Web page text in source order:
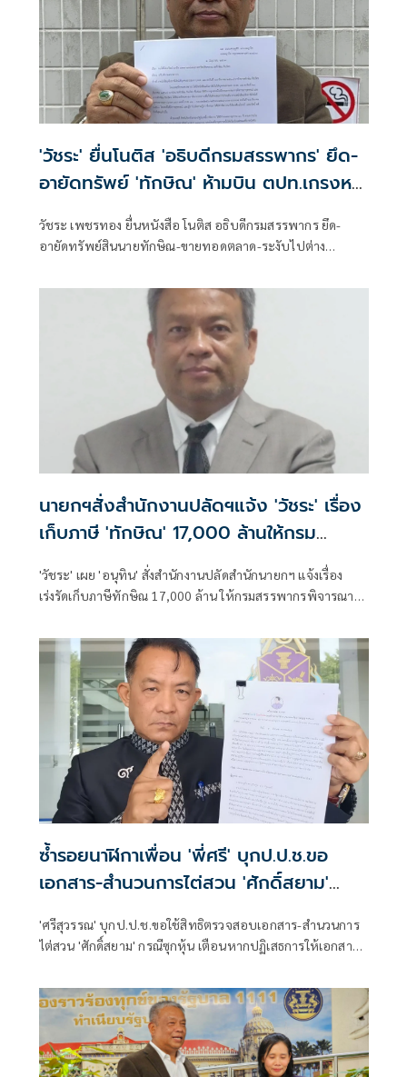
'วัชระ' ยื่นโนติส 'อธิบดีกรมสรรพากร' ยึด-
อายัดทรัพย์ 'ทักษิณ' ห้ามบิน ตปท.เกรงหนี้
วัชระ เพชรทอง ยื่นหนังสือ โนติส อธิบดีกรมสรรพากร ยึด-
อายัดทรัพย์สินนายทักษิณ-ขายทอดตลาด-ระงับไปต่าง
นายกฯสั่งสำนักงานปลัดฯแจ้ง 'วัชระ' เรื่อง
เก็บภาษี 'ทักษิณ' 17,000 ล้านให้กรม
'วัชระ' เผย 'อนุทิน' สั่งสำนักงานปลัดสำนักนายกฯ แจ้งเรื่อง
เร่งรัดเก็บภาษีทักษิณ 17,000 ล้าน ให้กรมสรรพากรพิจารณา
เคารพกฎหมาย
ซ้ำรอยนาฬิกาเพื่อน 'พี่ศรี' บุกป.ป.ช.ขอ
เอกสาร-สำนวนการไต่สวน 'ศักดิ์สยาม'
'ศรีสุวรรณ' บุกป.ป.ช.ขอใช้สิทธิตรวจสอบเอกสาร-สำนวนการ
ไต่สวน 'ศักดิ์สยาม' กรณีซุกหุ้น เตือนหากปฏิเสธการให้เอกสาร
ปกครองต่อไป